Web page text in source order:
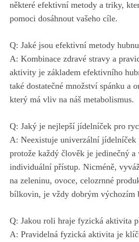
některé efektivní metody a‌ triky,‌
pomoci⁤ dosáhnout‌ vašeho cíle.
Q: ⁢Jaké jsou efektivní metody
A: Kombinace zdravé⁣ stravy a​
aktivity je základem ⁢efektivního
také ⁤dostatečné ‍množství spánku a
který⁣ má vliv na náš metabolismus.
Q: Jaký je ‌nejlepší ⁢jídelníček​ pro
A: Neexistuje⁢ univerzální jídelníček
protože každý⁣ člověk je ⁢jedinečný a
individuální přístup.​ Nicméně,
na zeleninu, ovoce, ⁣celozrnné
bílkovin, je vždy dobrým ⁤výchozím
Q: Jakou roli hraje fyzická aktivita
A: Pravidelná fyzická​ aktivita je